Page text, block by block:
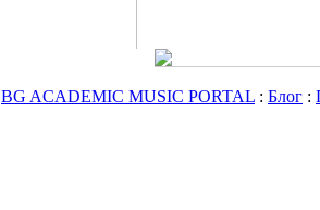
BG ACADEMIC MUSIC PORTAL : Блог :